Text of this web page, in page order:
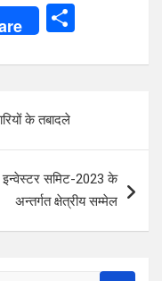
ar
के तबादले
इन्वेस्टर समिट-2023 के
अन्तर्गत क्षेत्रीय सम्मेल